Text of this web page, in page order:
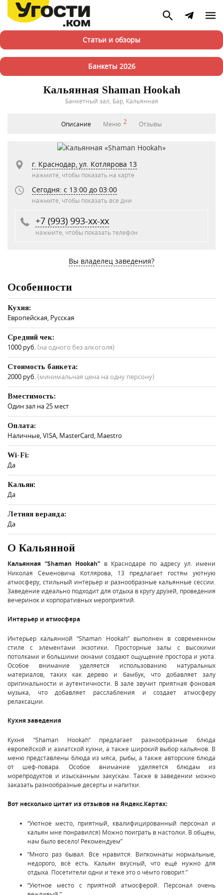
Статьи и обзоры
Банкеты 2026
Кальянная Shaman Hookah
Банкетный зал, Бар, Кальянная
Описание Меню 2 Отзывы
г. Краснодар, ул. Котлярова 13
нажмите, чтобы показать на карте
Сегодня: c 13:00 до 03:00
нажмите, чтобы показать все дни
+7 (993) 993-xx-xx
нажмите, чтобы показать телефон
Вы владелец заведения?
Особенности
Кухня:
Европейская, Русская
Средний чек:
1000 руб.(на одного без алкоголя)
Стоимость банкета:
2000 руб.(минимальная цена на одну персону)
Вместимость:
Один зал на 25 мест
Оплата:
Наличные, VISA, MasterCard, Maestro
Wi-Fi:
Да
Кальян:
Да
Летняя веранда:
Да
О Кальянной
Кальянная “Shaman Hookah” в Краснодаре по адресу ул. имени
Николая Семеновича Котлярова, 13 предлагает гостям уютную
атмосферу, стильный интерьер и разнообразные кальянные сессии.
Заведение идеально подходит для отдыха в кругу друзей, проведения
вечеринок и корпоративных мероприятий.
Интерьер и атмосфера
Интерьер кальянной “Shaman Hookah” выполнен в современном
стиле с элементами экзотики. Просторные залы с высокими
потолками и большими окнами создают ощущение простора и уюта.
Особое внимание уделяется использованию натуральных
материалов, таких как дерево и бамбук, что добавляет залу
оригинальности и аутентичности. В зале звучит приятная фоновая
музыка, что добавляет расслабления и создает атмосферу
релаксации.
Кухня заведения
Кухня “Shaman Hookah” предлагает разнообразные блюда
европейской и азиатской кухни, а также широкий выбор кальянов. В
меню представлены блюда из мяса, рыбы, а также авторские блюда
от шеф-повара. Особое внимание уделяется блюдам из
морепродуктов и изысканным закускам. Также в заведении можно
заказать разнообразные десерты и напитки.
Вот несколько цитат из отзывов на Яндекс.Картах:
“Уютное место, приятный, квалифицированный персонал и
кальян мне понравился) Можно поиграть в настолки. В общем,
нам было весело! Рекомендуем”
“Много раз бывал. Все нравится. Випкомнаты нормальные,
недорого, всё есть. Кальян вкусный, что ещё нужно для
отдыха. Посетители одни и теже это о чёмто говорит.”
“Уютное место с приятной атмосферой. Персонал очень